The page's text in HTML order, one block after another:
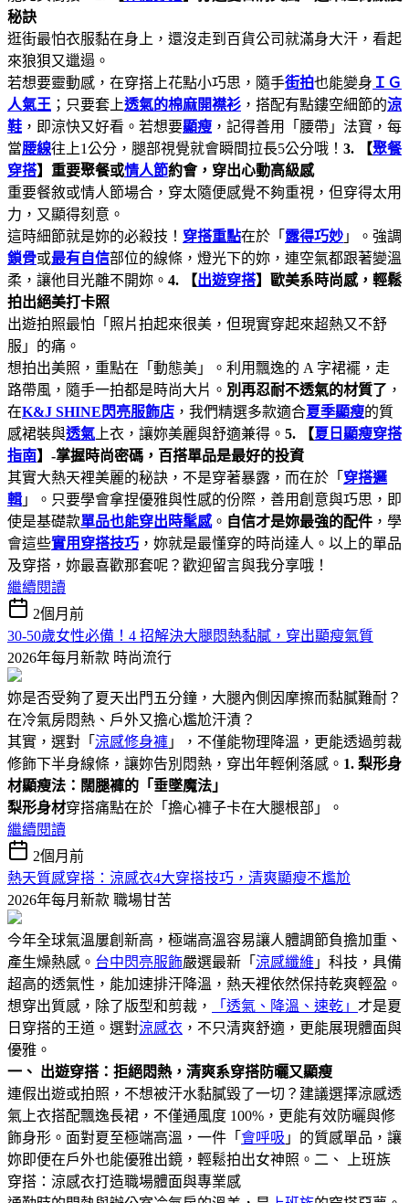
秘訣
逛街最怕衣服黏在身上，還沒走到百貨公司就滿身大汗，看起
來狼狽又邋遢。
若想要靈動感，在穿搭上花點小巧思，隨手街拍也能變身 ＩＧ
人氣王 ；只要套上透氣的棉麻開襟衫 ，搭配有點鏤空細節的涼
鞋 ，即涼快又好看。若想要顯瘦 ，記得善用「腰帶」法寶，每
當腰線往上1公分，腿部視覺就會瞬間拉長5公分哦！ 3. 【聚餐
穿搭】重要聚餐或情人節約會，穿出心動高級感
重要餐敘或情人節場合，穿太隨便感覺不夠重視，但穿得太用
力，又顯得刻意。
這時細節就是妳的必殺技！ 穿搭重點在於「 露得巧妙 」。強調
鎖骨或最有自信部位的線條，燈光下的妳，連空氣都跟著變溫
柔，讓他目光離不開妳。 4. 【出遊穿搭】歐美系時尚感，輕鬆
拍出絕美打卡照
出遊拍照最怕「照片拍起來很美，但現實穿起來超熱又不舒
服」的痛。
想拍出美照，重點在「動態美」。利用飄逸的 A 字裙襬，走
路帶風，隨手一拍都是時尚大片。 別再忍耐不透氣的材質了 ，
在K&J SHINE閃亮服飾店 ，我們精選多款適合夏季顯瘦的質
感裙裝與透氣 上衣，讓妳美麗與舒適兼得。 5. 【夏日顯瘦穿搭
指南】-掌握時尚密碼，百搭單品是最好的投資
其實大熱天裡美麗的秘訣，不是穿著暴露，而在於「 穿搭邏
輯 」。只要學會拿捏優雅與性感的份際，善用創意與巧思，即
使是基礎款單品也能穿出時髦感。 自信才是妳最強的配件 ，學
會這些實用穿搭技巧 ，妳就是最懂穿的時尚達人。以上的單品
及穿搭，妳最喜歡那套呢？歡迎留言與我分享哦！
繼續閱讀
2個月前
30-50歲女性必備！4 招解決大腿悶熱黏膩，穿出顯瘦氣質
2026年每月新款 時尚流行
妳是否受夠了夏天出門五分鐘，大腿內側因摩擦而黏膩難耐？
在冷氣房悶熱、戶外又擔心尷尬汗漬？
其實，選對「 涼感修身褲 」，不僅能物理降溫，更能透過剪裁
修飾下半身線條，讓妳告別悶熱，穿出年輕俐落感。 1. 梨形身
材顯瘦法：闊腿褲的「垂墜魔法」
梨形身材穿搭痛點在於「擔心褲子卡在大腿根部」。
繼續閱讀
2個月前
熱天質感穿搭：涼感衣4大穿搭技巧，清爽顯瘦不尷尬
2026年每月新款 職場甘苦
今年全球氣溫屢創新高，極端高溫容易讓人體調節負擔加重、
產生燥熱感。 台中閃亮服飾嚴選最新「 涼感纖維 」科技，具備
超高的透氣性，能加速排汗降溫，熱天裡依然保持乾爽輕盈。
想穿出質感，除了版型和剪裁，
「透氣、降溫、速乾」 才是夏
日穿搭的王道。選對涼感衣 ，不只清爽舒適，更能展現體面與
優雅。
一、 出遊穿搭：拒絕悶熱，清爽系穿搭防曬又顯瘦
連假出遊或拍照，不想被汗水黏膩毀了一切？建議選擇涼感透
氣上衣搭配飄逸長裙，不僅通風度 100%，更能有效防曬與修
飾身形。面對夏至極端高溫，一件「 會呼吸 」的質感單品，讓
妳即便在戶外也能優雅出鏡，輕鬆拍出女神照。二、 上班族
穿搭：涼感衣打造職場體面與專業感